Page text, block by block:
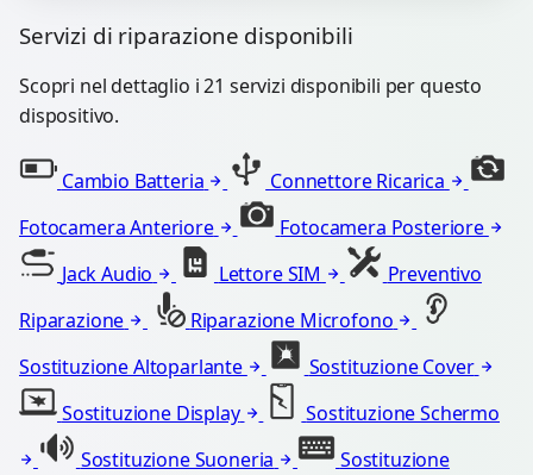
Servizi di riparazione disponibili
Scopri nel dettaglio i 21 servizi disponibili per questo
dispositivo.
Cambio Batteria
Connettore Ricarica
Fotocamera Anteriore
Fotocamera Posteriore
Jack Audio
Lettore SIM
Preventivo
Riparazione
Riparazione Microfono
Sostituzione Altoparlante
Sostituzione Cover
Sostituzione Display
Sostituzione Schermo
Sostituzione Suoneria
Sostituzione